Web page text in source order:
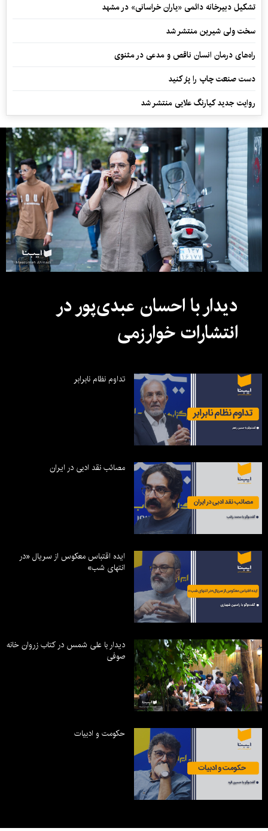
تشکیل دبیرخانه دائمی «یاران خراسانی» در مشهد
سخت ولی شیرین منتشر شد
راه‌های درمان انسان ناقص و مدعی در مثنوی
دست صنعت چاپ را پرُ کنید
روایت جدید کیارنگ علایی منتشر شد
دیدار با احسان عبدی‌پور در
انتشارات خوارزمی
تداوم نظام نابرابر
مصائب نقد ادبی در ایران
ایده اقتباس معکوس از سریال «در
انتهای شب»
دیدار با علی شمس در کتاب زروان خانه
صوفی
حکومت و ادبیات